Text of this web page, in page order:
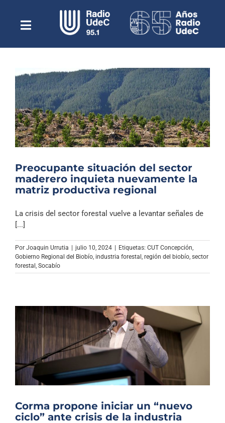
contenidoToggle
NavigationEscuchar Radio UdeC en vivo
Quiénes Somos
Programación
Podcast
Noticias
Reportajes
Columnas
Música Clásica
Especiales
Preocupante situación del sector
maderero inquieta nuevamente la
matriz productiva regional
La crisis del sector forestal vuelve a levantar señales de
[...]
Por Joaquin Urrutia julio 10, 2024 Etiquetas: CUT Concepción,
Gobierno Regional del Biobío, industria forestal , región del biobío, sector
forestal , Socabío
Corma propone iniciar un “nuevo
ciclo” ante crisis de la industria